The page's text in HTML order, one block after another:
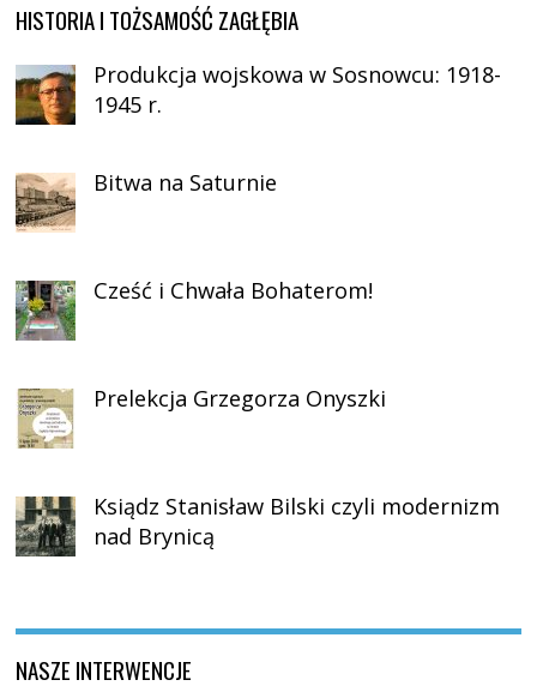
HISTORIA I TOŻSAMOŚĆ ZAGŁĘBIA
Produkcja wojskowa w Sosnowcu: 1918-
1945 r.
Bitwa na Saturnie
Cześć i Chwała Bohaterom!
Prelekcja Grzegorza Onyszki
Ksiądz Stanisław Bilski czyli modernizm
nad Brynicą
NASZE INTERWENCJE